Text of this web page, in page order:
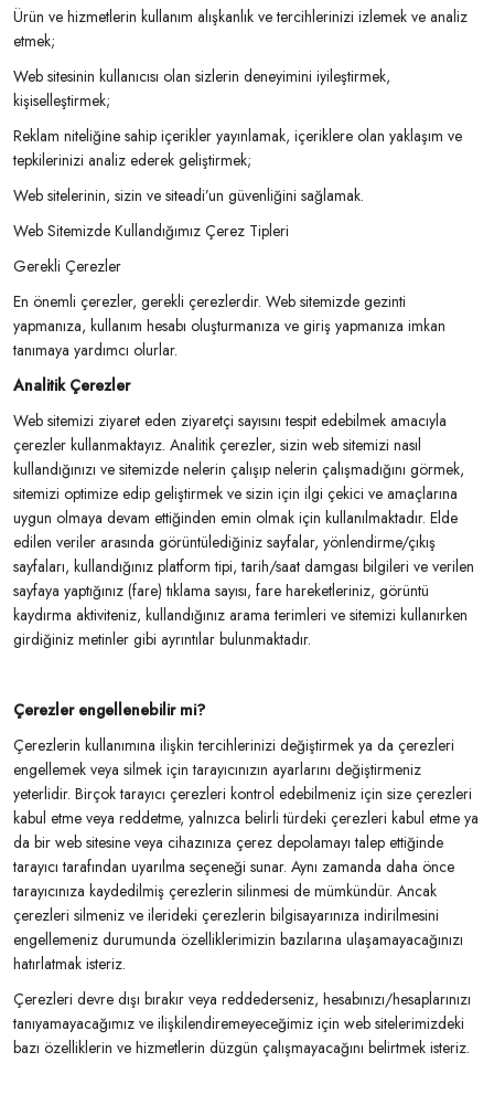
Ürün ve hizmetlerin kullanım alışkanlık ve tercihlerinizi izlemek ve analiz
etmek;
Web sitesinin kullanıcısı olan sizlerin deneyimini iyileştirmek,
kişiselleştirmek;
Reklam niteliğine sahip içerikler yayınlamak, içeriklere olan yaklaşım ve
tepkilerinizi analiz ederek geliştirmek;
Web sitelerinin, sizin ve siteadi’un güvenliğini sağlamak.
Web Sitemizde Kullandığımız Çerez Tipleri
Gerekli Çerezler
En önemli çerezler, gerekli çerezlerdir. Web sitemizde gezinti
yapmanıza, kullanım hesabı oluşturmanıza ve giriş yapmanıza imkan
tanımaya yardımcı olurlar.
Analitik Çerezler
Web sitemizi ziyaret eden ziyaretçi sayısını tespit edebilmek amacıyla
çerezler kullanmaktayız. Analitik çerezler, sizin web sitemizi nasıl
kullandığınızı ve sitemizde nelerin çalışıp nelerin çalışmadığını görmek,
sitemizi optimize edip geliştirmek ve sizin için ilgi çekici ve amaçlarına
uygun olmaya devam ettiğinden emin olmak için kullanılmaktadır. Elde
edilen veriler arasında görüntülediğiniz sayfalar, yönlendirme/çıkış
sayfaları, kullandığınız platform tipi, tarih/saat damgası bilgileri ve verilen
sayfaya yaptığınız (fare) tıklama sayısı, fare hareketleriniz, görüntü
kaydırma aktiviteniz, kullandığınız arama terimleri ve sitemizi kullanırken
girdiğiniz metinler gibi ayrıntılar bulunmaktadır.
Çerezler engellenebilir mi?
Çerezlerin kullanımına ilişkin tercihlerinizi değiştirmek ya da çerezleri
engellemek veya silmek için tarayıcınızın ayarlarını değiştirmeniz
yeterlidir. Birçok tarayıcı çerezleri kontrol edebilmeniz için size çerezleri
kabul etme veya reddetme, yalnızca belirli türdeki çerezleri kabul etme ya
da bir web sitesine veya cihazınıza çerez depolamayı talep ettiğinde
tarayıcı tarafından uyarılma seçeneği sunar. Aynı zamanda daha önce
tarayıcınıza kaydedilmiş çerezlerin silinmesi de mümkündür. Ancak
çerezleri silmeniz ve ilerideki çerezlerin bilgisayarınıza indirilmesini
engellemeniz durumunda özelliklerimizin bazılarına ulaşamayacağınızı
hatırlatmak isteriz.
Çerezleri devre dışı bırakır veya reddederseniz, hesabınızı/hesaplarınızı
tanıyamayacağımız ve ilişkilendiremeyeceğimiz için web sitelerimizdeki
bazı özelliklerin ve hizmetlerin düzgün çalışmayacağını belirtmek isteriz.